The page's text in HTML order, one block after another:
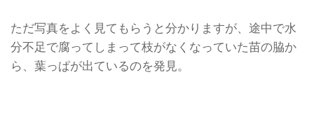
ただ写真をよく見てもらうと分かりますが、途中で水
分不足で腐ってしまって枝がなくなっていた苗の脇か
ら、葉っぱが出ているのを発見。